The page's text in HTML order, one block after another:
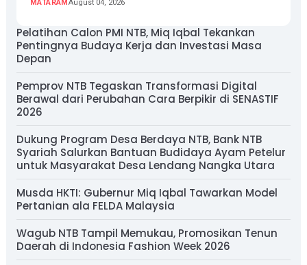
MATARAMAugust 04, 2026
Pelatihan Calon PMI NTB, Miq Iqbal Tekankan
Pentingnya Budaya Kerja dan Investasi Masa
Depan
Pemprov NTB Tegaskan Transformasi Digital
Berawal dari Perubahan Cara Berpikir di SENASTIF
2026
Dukung Program Desa Berdaya NTB, Bank NTB
Syariah Salurkan Bantuan Budidaya Ayam Petelur
untuk Masyarakat Desa Lendang Nangka Utara
Musda HKTI: Gubernur Miq Iqbal Tawarkan Model
Pertanian ala FELDA Malaysia
Wagub NTB Tampil Memukau, Promosikan Tenun
Daerah di Indonesia Fashion Week 2026